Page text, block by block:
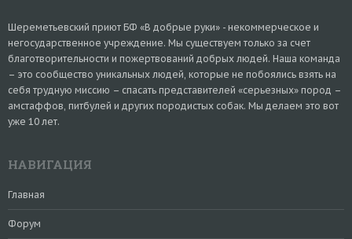
Шереметьевский приют БФ «В добрые руки» - некоммерческое и
негосударственное учреждение. Мы существуем только за счет
благотворительности и пожертвований добрых людей. Наша команда
– это сообщество уникальных людей, которые не побоялись взять на
себя трудную миссию – спасать представителей «серьезных» пород –
амстаффов, питбулей и других породистых собак. Мы делаем это вот
уже 10 лет.
НАВИГАЦИЯ
Главная
Форум